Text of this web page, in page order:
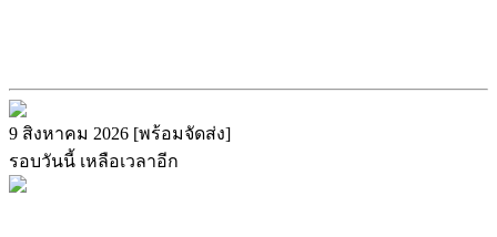
9 สิงหาคม 2026 [พร้อมจัดส่ง]
รอบวันนี้ เหลือเวลาอีก